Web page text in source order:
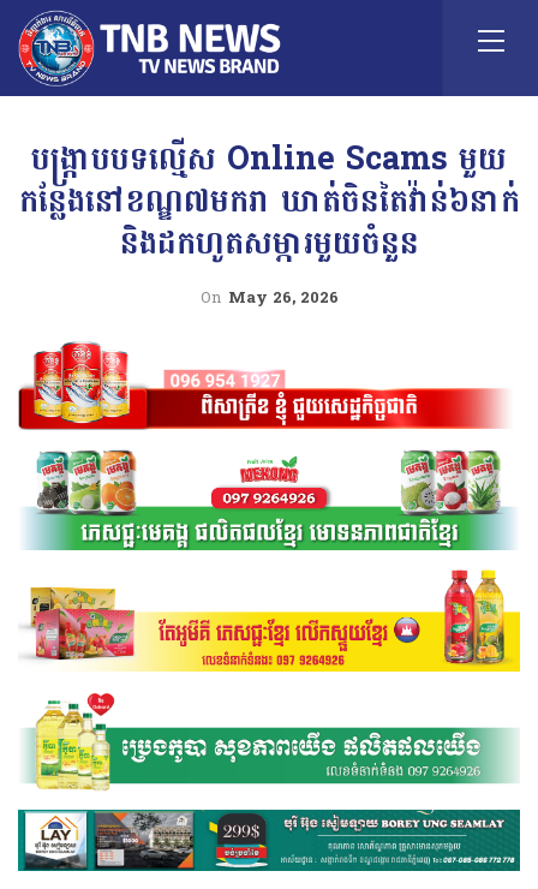
បង្ក្រាបបទល្មើស Online Scams មួយ
កន្លែងនៅខណ្ឌ៧មករា ឃាត់ចិនតៃវ៉ាន់៦នាក់
និងដកហូតសម្ភារមួយចំនួន
On May 26, 2026